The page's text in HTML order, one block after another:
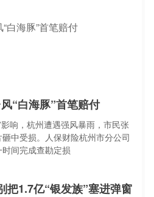
“白海豚”首笔赔付
响，杭州遭遇强风暴雨，市民张
中受损。人保财险杭州市分公司
间完成查勘定损
把1.7亿“银发族”塞进弹窗